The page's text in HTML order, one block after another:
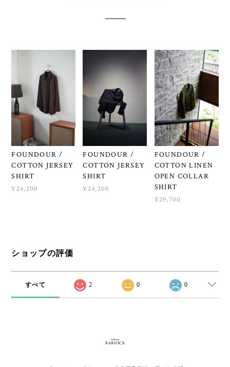
FOUNDOUR /
COTTON JERSEY
SHIRT
¥24,200
FOUNDOUR /
COTTON JERSEY
SHIRT
¥24,200
FOUNDOUR /
COTTON LINEN
OPEN COLLAR
SHIRT
¥29,700
ショップの評価
すべて 2 0 0